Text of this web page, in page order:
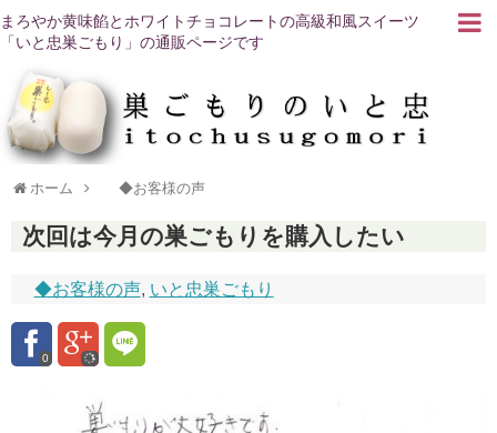
まろやか黄味餡とホワイトチョコレートの高級和風スイーツ
「いと忠巣ごもり」の通販ページです
ホーム ◆お客様の声
次回は今月の巣ごもりを購入したい
◆お客様の声, いと忠巣ごもり
0